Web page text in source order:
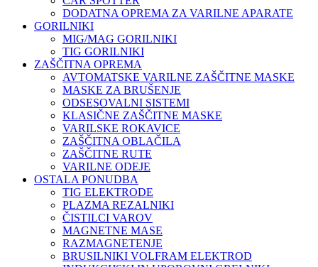
DODATNA OPREMA ZA VARILNE APARATE
GORILNIKI
MIG/MAG GORILNIKI
TIG GORILNIKI
ZAŠČITNA OPREMA
AVTOMATSKE VARILNE ZAŠČITNE MASKE
MASKE ZA BRUŠENJE
ODSESOVALNI SISTEMI
KLASIČNE ZAŠČITNE MASKE
VARILSKE ROKAVICE
ZAŠČITNA OBLAČILA
ZAŠČITNE RUTE
VARILNE ODEJE
OSTALA PONUDBA
TIG ELEKTRODE
PLAZMA REZALNIKI
ČISTILCI VAROV
MAGNETNE MASE
RAZMAGNETENJE
BRUSILNIKI VOLFRAM ELEKTROD